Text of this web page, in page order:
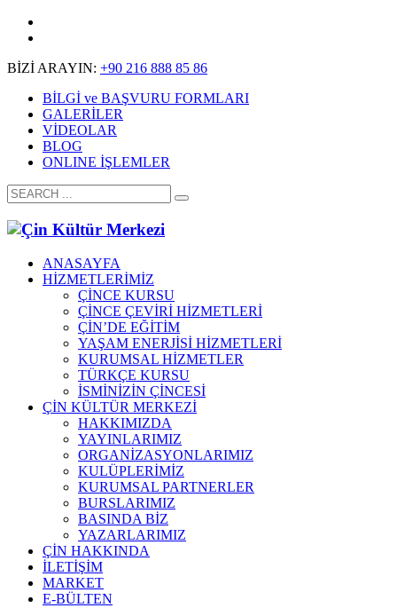
BİZİ ARAYIN: +90 216 888 85 86
BİLGİ ve BAŞVURU FORMLARI
GALERİLER
VİDEOLAR
BLOG
ONLINE İŞLEMLER
ANASAYFA
HİZMETLERİMİZ
ÇİNCE KURSU
ÇİNCE ÇEVİRİ HİZMETLERİ
ÇİN’DE EĞİTİM
YAŞAM ENERJİSİ HİZMETLERİ
KURUMSAL HİZMETLER
TÜRKÇE KURSU
İSMİNİZİN ÇİNCESİ
ÇİN KÜLTÜR MERKEZİ
HAKKIMIZDA
YAYINLARIMIZ
ORGANİZASYONLARIMIZ
KULÜPLERİMİZ
KURUMSAL PARTNERLER
BURSLARIMIZ
BASINDA BİZ
YAZARLARIMIZ
ÇİN HAKKINDA
İLETİŞİM
MARKET
E-BÜLTEN